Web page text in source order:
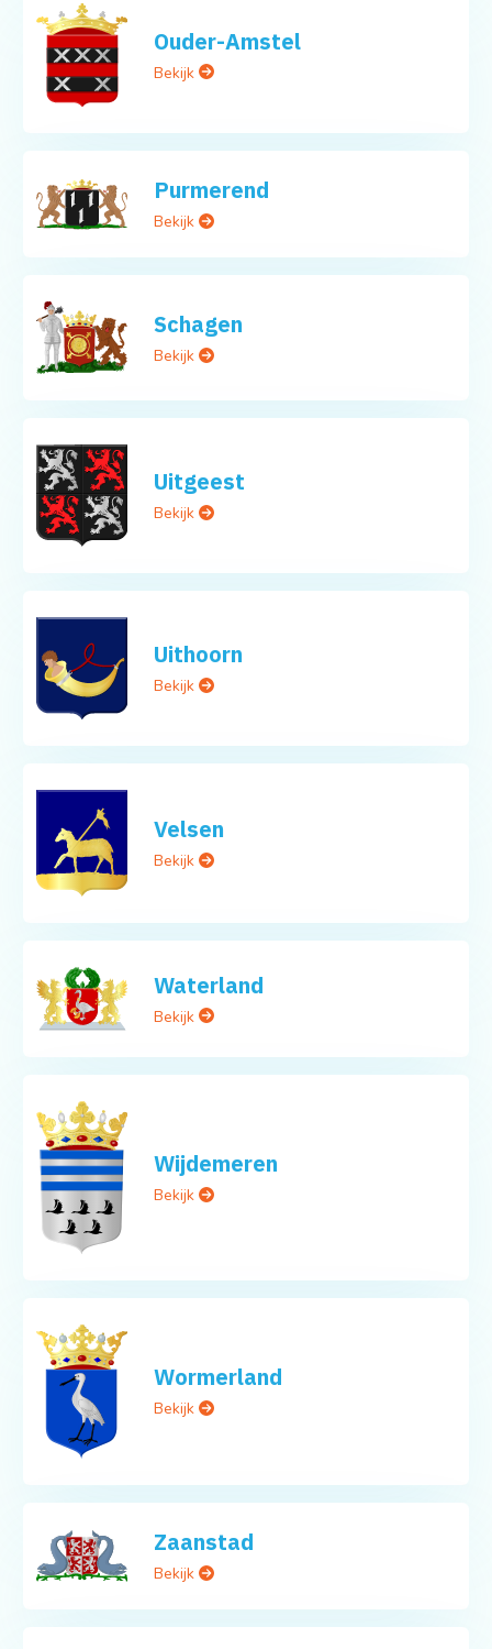
Ouder-Amstel
Bekijk
Purmerend
Bekijk
Schagen
Bekijk
Uitgeest
Bekijk
Uithoorn
Bekijk
Velsen
Bekijk
Waterland
Bekijk
Wijdemeren
Bekijk
Wormerland
Bekijk
Zaanstad
Bekijk